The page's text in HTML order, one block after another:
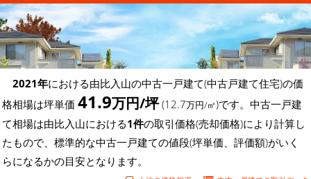
2021年における由比入山の中古一戸建て(中古戸建て住宅)の価
格相場は坪単価 41.9万円/坪(12.7万円/㎡)です。中古一戸建
て相場は由比入山における1件の取引価格(売却価格)により計算し
たもので、標準的な中古一戸建ての値段(坪単価、評価額)がいく
らになるかの目安となります。